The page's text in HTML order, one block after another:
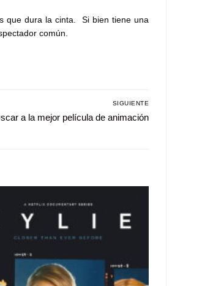
que dura la cinta. Si bien tiene una
común.
SIGUIENTE
a la mejor película de animación